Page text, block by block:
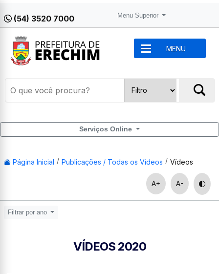
(54) 3520 7000 Menu Superior
MENU
Serviços Online
Página Inicial Publicações / Todas os Vídeos Vídeos
A+ A-
Filtrar por ano
VÍDEOS 2020